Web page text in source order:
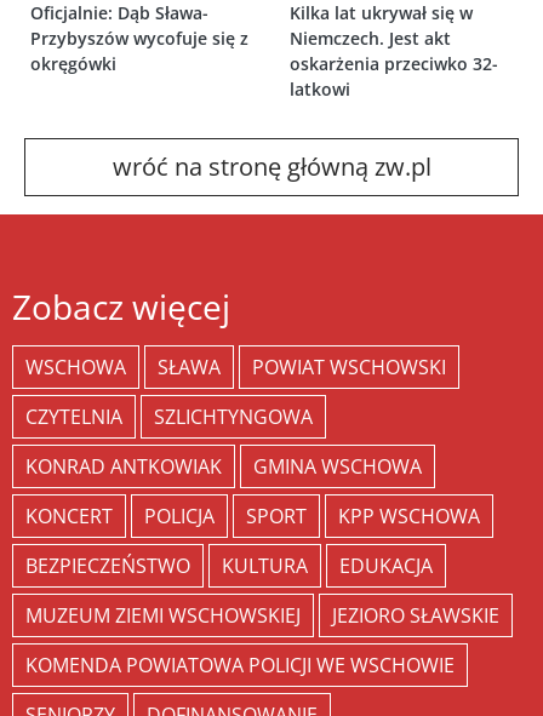
Oficjalnie: Dąb Sława-
Przybyszów wycofuje się z
okręgówki
Kilka lat ukrywał się w
Niemczech. Jest akt
oskarżenia przeciwko 32-
latkowi
wróć na stronę główną zw.pl
Zobacz więcej
WSCHOWA SŁAWA
POWIAT WSCHOWSKI
CZYTELNIA
SZLICHTYNGOWA
KONRAD ANTKOWIAK
GMINA WSCHOWA
KONCERT
POLICJA SPORT
KPP WSCHOWA
BEZPIECZEŃSTWO
KULTURA
EDUKACJA
MUZEUM ZIEMI WSCHOWSKIEJ
JEZIORO SŁAWSKIE
KOMENDA POWIATOWA POLICJI WE WSCHOWIE